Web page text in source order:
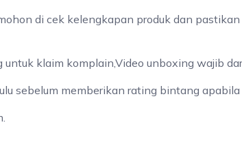
di cek kelengkapan produk dan
untuk klaim komplain,Video unboxing wajib
sebelum memberikan rating bintang